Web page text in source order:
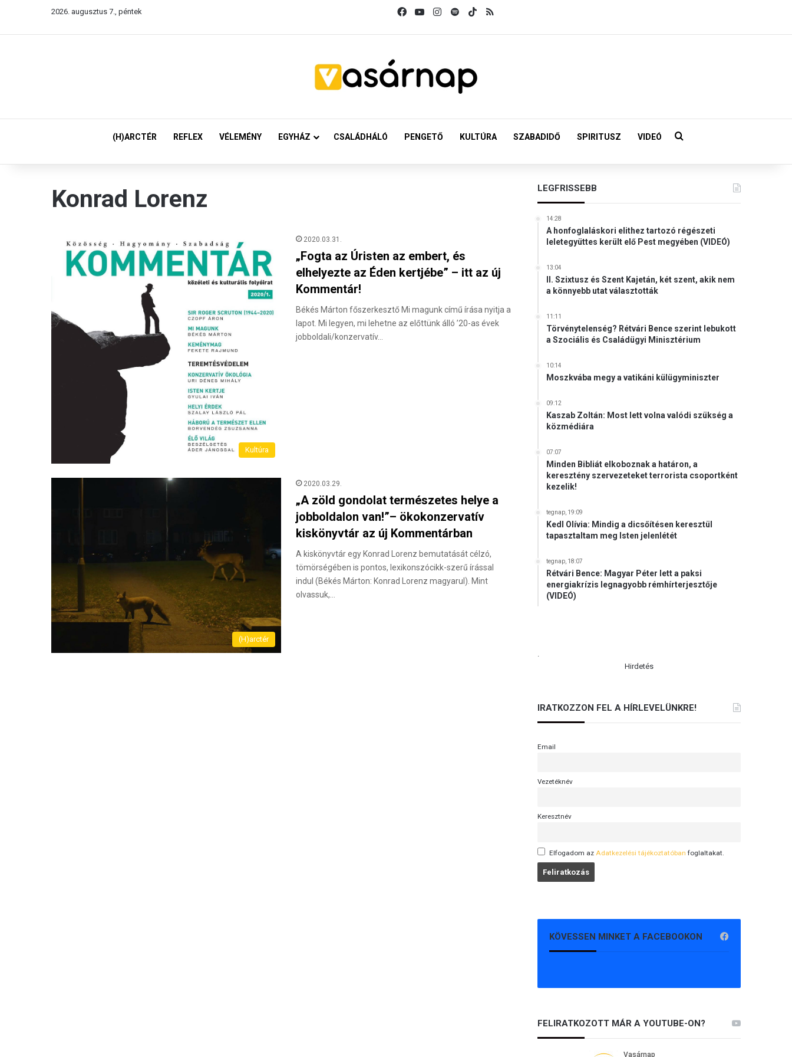
2026. augusztus 7., péntek FacebookYouTubeInstagram
SpotifyTikTok
(H)ARCTÉR REFLEX VÉLEMÉNY EGYHÁZ CSALÁDHÁLÓ PENGETŐ KULTÚRA SZABADIDŐ SPIRITUSZ VIDEÓ Keresés:
Konrad Lorenz
Kultúra
2020.03.31.
„Fogta az Úristen az embert, és
elhelyezte az Éden kertjébe” – itt az új
Kommentár!
Békés Márton főszerkesztő Mi magunk című írása nyitja a
lapot. Mi legyen, mi lehetne az előttünk álló ’20-as évek
jobboldali/konzervatív…
(H)arctér
2020.03.29.
„A zöld gondolat természetes helye a
jobboldalon van!”– ökokonzervatív
kiskönyvtár az új Kommentárban
A kiskönyvtár egy Konrad Lorenz bemutatását célzó,
tömörségében is pontos, lexikonszócikk-szerű írással
indul (Békés Márton: Konrad Lorenz magyarul). Mint
olvassuk,…
LEGFRISSEBB
14:28
A honfoglaláskori elithez tartozó régészeti
leletegyüttes került elő Pest megyében (VIDEÓ)
13:04
II. Szixtusz és Szent Kajetán, két szent, akik nem
a könnyebb utat választották
11:11
Törvénytelenség? Rétvári Bence szerint lebukott
a Szociális és Családügyi Minisztérium
10:14
Moszkvába megy a vatikáni külügyminiszter
09:12
Kaszab Zoltán: Most lett volna valódi szükség a
közmédiára
07:07
Minden Bibliát elkoboznak a határon, a
keresztény szervezeteket terrorista csoportként
kezelik!
tegnap, 19:09
Kedl Olívia: Mindig a dicsőítésen keresztül
tapasztaltam meg Isten jelenlétét
tegnap, 18:07
Rétvári Bence: Magyar Péter lett a paksi
energiakrízis legnagyobb rémhírterjesztője
(VIDEÓ)
.
Hirdetés
IRATKOZZON FEL A HÍRLEVELÜNKRE!
Email
Vezetéknév
Keresztnév
Elfogadom az Adatkezelési tájékoztatóban foglaltakat.
KÖVESSEN MINKET A FACEBOOKON
FELIRATKOZOTT MÁR A YOUTUBE-ON?